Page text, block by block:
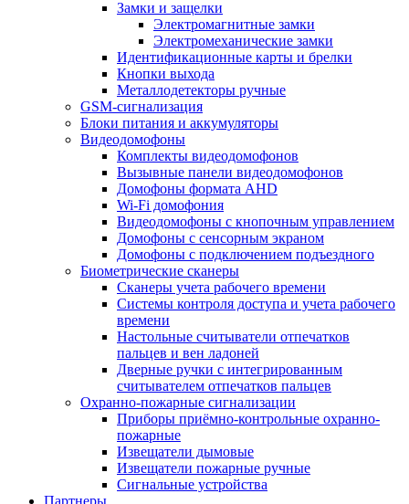
Замки и защелки
Электромагнитные замки
Электромеханические замки
Идентификационные карты и брелки
Кнопки выхода
Металлодетекторы ручные
GSM-сигнализация
Блоки питания и аккумуляторы
Видеодомофоны
Комплекты видеодомофонов
Вызывные панели видеодомофонов
Домофоны формата AHD
Wi-Fi домофония
Видеодомофоны с кнопочным управлением
Домофоны с сенсорным экраном
Домофоны с подключением подъездного
Биометрические сканеры
Сканеры учета рабочего времени
Системы контроля доступа и учета рабочего
времени
Настольные считыватели отпечатков
пальцев и вен ладоней
Дверные ручки с интегрированным
считывателем отпечатков пальцев
Охранно-пожарные сигнализации
Приборы приёмно-контрольные охранно-
пожарные
Извещатели дымовые
Извещатели пожарные ручные
Сигнальные устройства
Партнеры